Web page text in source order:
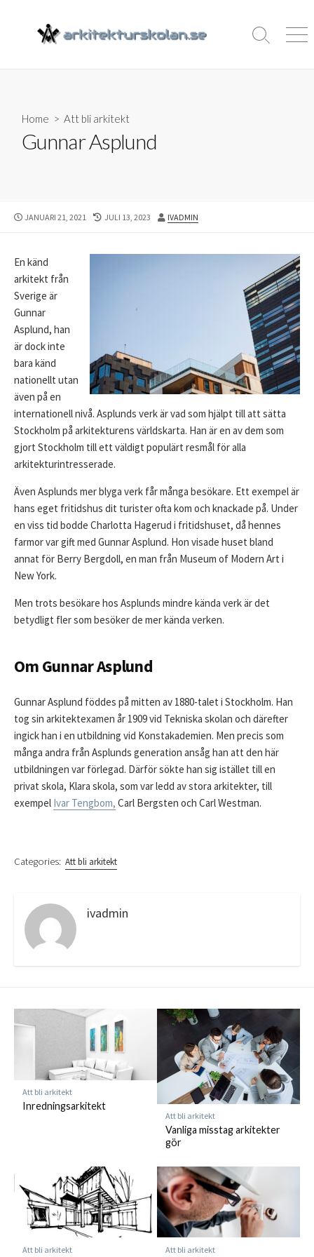
content
Search
Home > Att bli arkitekt
Gunnar Asplund
PUBLISHED
JANUARI 21, 2021
LAST
JULI 13, 2023 AUTHOR
IVADMIN
En känd
arkitekt från
Sverige är
Gunnar
Asplund, han
är dock inte
bara känd
nationellt utan
även på en
internationell nivå. Asplunds verk är vad som hjälpt till att sätta
Stockholm på arkitekturens världskarta. Han är en av dem som
gjort Stockholm till ett väldigt populärt resmål för alla
arkitekturintresserade.
Även Asplunds mer blyga verk får många besökare. Ett exempel är
hans eget fritidshus dit turister ofta kom och knackade på. Under
en viss tid bodde Charlotta Hagerud i fritidshuset, då hennes
farmor var gift med Gunnar Asplund. Hon visade huset bland
annat för Berry Bergdoll, en man från Museum of Modern Art i
New York.
Men trots besökare hos Asplunds mindre kända verk är det
betydligt fler som besöker de mer kända verken.
Om Gunnar Asplund
Gunnar Asplund föddes på mitten av 1880-talet i Stockholm. Han
tog sin arkitektexamen år 1909 vid Tekniska skolan och därefter
ingick han i en utbildning vid Konstakademien. Men precis som
många andra från Asplunds generation ansåg han att den här
utbildningen var förlegad. Därför sökte han sig istället till en
privat skola, Klara skola, som var ledd av stora arkitekter, till
exempel Ivar Tengbom, Carl Bergsten och Carl Westman.
Categories: Att bli arkitekt
ivadmin
Att bli arkitekt
Inredningsarkitekt
Att bli arkitekt
Vanliga misstag arkitekter
gör
Att bli arkitekt Att bli arkitekt